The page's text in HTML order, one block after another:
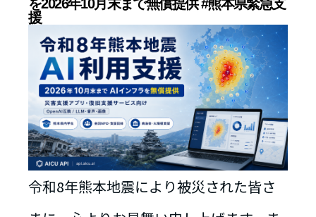
を2026年10月末まで無償提供 #熊本県緊急支
援
令和8年熊本地震により被災された皆さ